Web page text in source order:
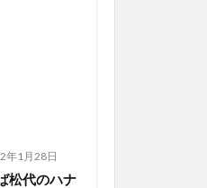
年1月28日
松代のハナ